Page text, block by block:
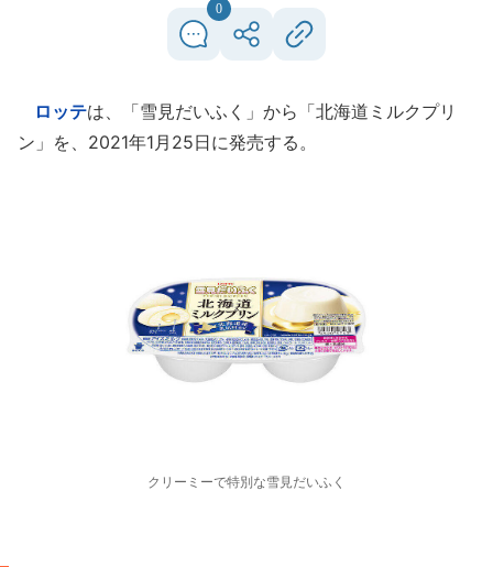
0
ロッテは、「雪見だいふく」から「北海道ミルクプリ
ン」を、2021年1月25日に発売する。
クリーミーで特別な雪見だいふく